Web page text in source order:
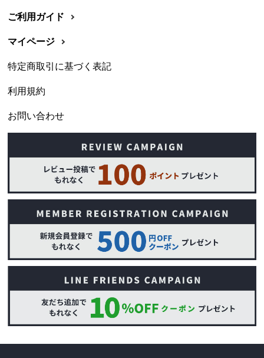
ご利用ガイド
マイページ
特定商取引に基づく表記
利用規約
お問い合わせ